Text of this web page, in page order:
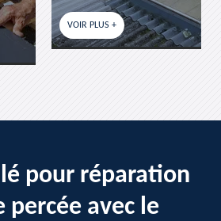
+ VOIR PLUS +
pour réparation
percée avec le